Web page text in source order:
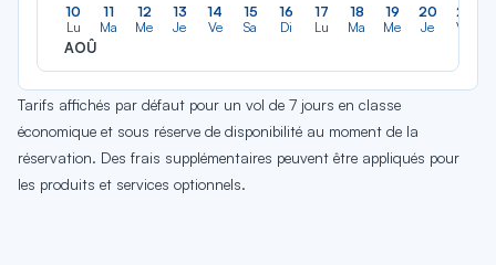
10
Lu
AOÛ
11
Ma
12
Me
13
Je
14
Ve
15
Sa
16
Di
17
Lu
18
Ma
19
Me
20
Je
21
Ve
Tarifs affichés par défaut pour un vol de 7 jours en classe
économique et sous réserve de disponibilité au moment de la
réservation. Des frais supplémentaires peuvent être appliqués pour
les produits et services optionnels.